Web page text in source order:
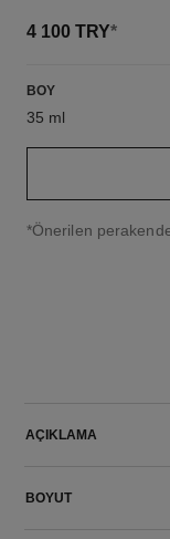
4 100 TRY*
BOY
35 ml
↩
*Önerilen perakende
AÇIKLAMA
BOYUT